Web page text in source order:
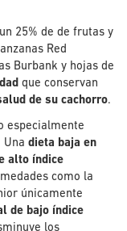
25% de de frutas y
Red
Burbank y hojas de
que conservan
de su cachorro.
especialmente
Una dieta baja en
alto índice
como la
únicamente
de bajo índice
los